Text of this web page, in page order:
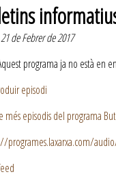
de Febrer de 2017
programa ja no està en
episodi
més episodis del programa
programes.laxarxa.com/